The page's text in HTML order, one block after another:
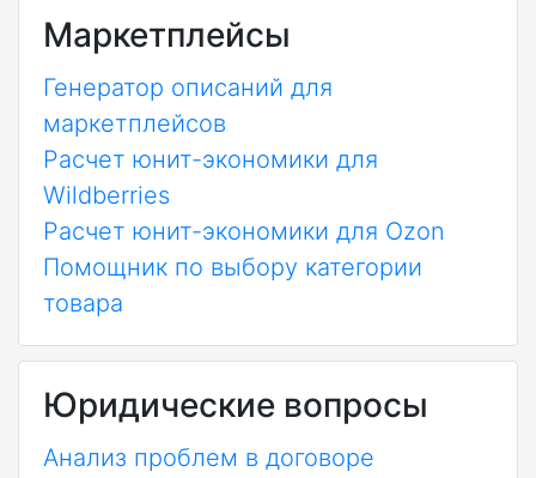
Маркетплейсы
Генератор описаний для
маркетплейсов
Расчет юнит-экономики для
Wildberries
Расчет юнит-экономики для Ozon
Помощник по выбору категории
товара
Юридические вопросы
Анализ проблем в договоре